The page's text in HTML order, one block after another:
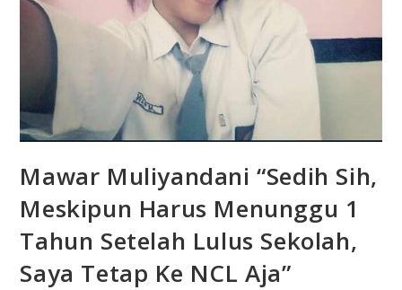
Mawar Muliyandani “Sedih Sih,
Meskipun Harus Menunggu 1
Tahun Setelah Lulus Sekolah,
Saya Tetap Ke NCL Aja”